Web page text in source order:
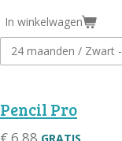
In winkelwagen
Pencil Pro